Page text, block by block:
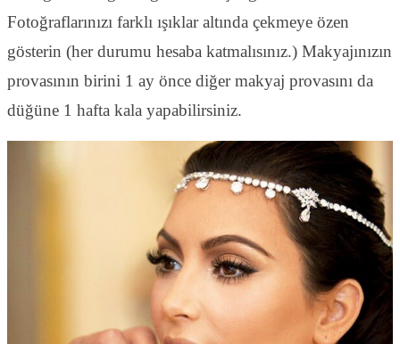
Fotoğraflarınızı farklı ışıklar altında çekmeye özen
gösterin (her durumu hesaba katmalısınız.) Makyajınızın
provasının birini 1 ay önce diğer makyaj provasını da
düğüne 1 hafta kala yapabilirsiniz.